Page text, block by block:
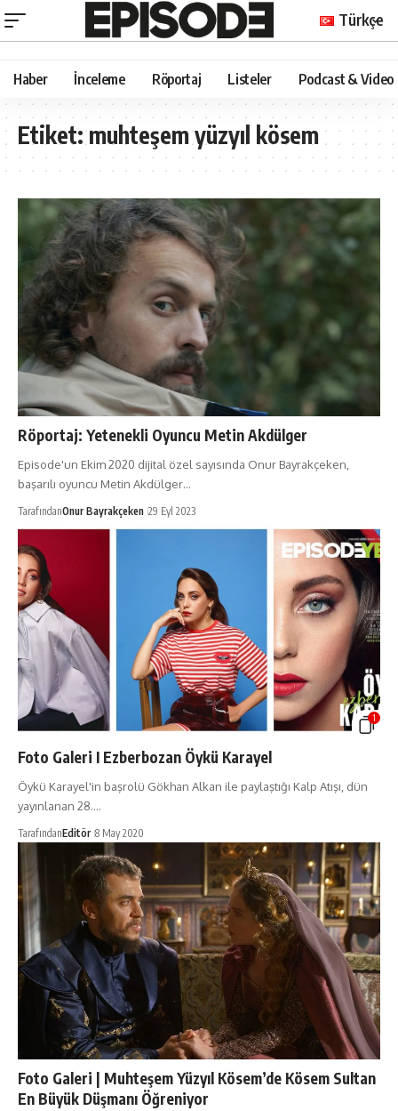
Türkçe
Haber İnceleme Röportaj Listeler Podcast & Video
Etiket:muhteşem yüzyıl kösem
Röportaj: Yetenekli Oyuncu Metin Akdülger
Episode'un Ekim 2020 dijital özel sayısında Onur Bayrakçeken,
başarılı oyuncu Metin Akdülger…
TarafındanOnur Bayrakçeken 29 Eyl 2023
1
Foto Galeri I Ezberbozan Öykü Karayel
Öykü Karayel'in başrolü Gökhan Alkan ile paylaştığı Kalp Atışı, dün
yayınlanan 28.…
TarafındanEditör 8 May 2020
Foto Galeri | Muhteşem Yüzyıl Kösem’de Kösem Sultan
En Büyük Düşmanı Öğreniyor